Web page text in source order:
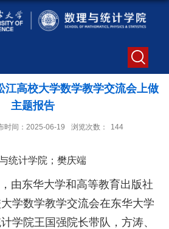
江高校大学数学教学交流会上做
主题报告
时间：2025-06-19 浏览次数： 144
统计学院；樊庆端
由东华大学和高等教育出版社
学数学教学交流会在东华大学
学院王国强院长带队，方涛、